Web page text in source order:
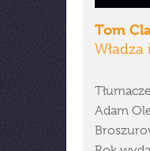
Tom
Adam